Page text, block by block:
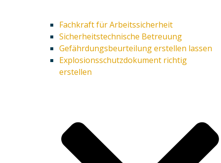
Fachkraft für Arbeitssicherheit
Sicherheitstechnische Betreuung
Gefährdungsbeurteilung erstellen lassen
Explosionsschutzdokument richtig
erstellen